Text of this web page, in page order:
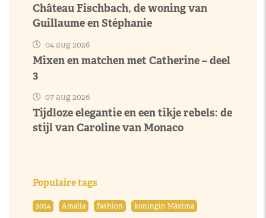
Château Fischbach, de woning van
Guillaume en Stéphanie
04 aug 2026
Mixen en matchen met Catherine – deel
3
07 aug 2026
Tijdloze elegantie en een tikje rebels: de
stijl van Caroline van Monaco
Populaire tags
2024 Amalia fashion
koningin Máxima